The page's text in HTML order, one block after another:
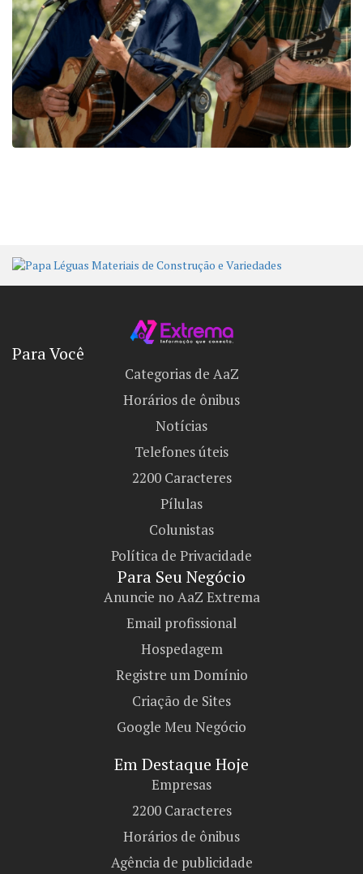
Para Você
Categorias de AaZ
Horários de ônibus
Notícias
Telefones úteis
2200 Caracteres
Pílulas
Colunistas
Política de Privacidade
Para Seu Negócio​
Anuncie no AaZ Extrema
Email profissional
Hospedagem
Registre um Domínio
Criação de Sites
Google Meu Negócio
Em Destaque Hoje
Empresas
2200 Caracteres
Horários de ônibus
Agência de publicidade